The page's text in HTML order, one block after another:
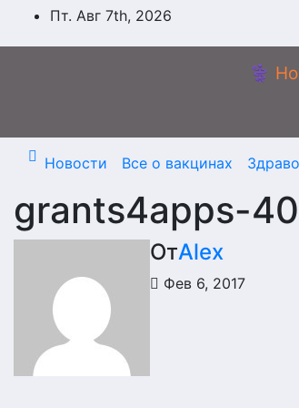
ПерейтиПт. Авг 7th, 2026
⚕️
Новости Все о вакцинах
grants4apps-
ОтAlex
Фев 6, 2017